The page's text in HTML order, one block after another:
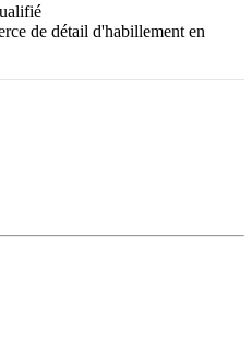
de détail d'habillement en